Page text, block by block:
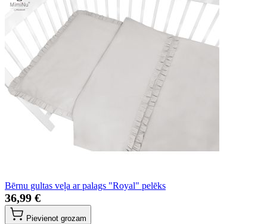
Bērnu gultas veļa ar palags "Royal" pelēks
36,99 €
Pievienot grozam